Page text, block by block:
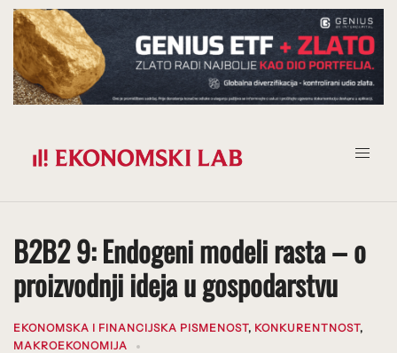
Prijeđi
na
sadržaj
B2B2 9: Endogeni modeli rasta – o
proizvodnji ideja u gospodarstvu
EKONOMSKA I FINANCIJSKA PISMENOST, KONKURENTNOST,
MAKROEKONOMIJA